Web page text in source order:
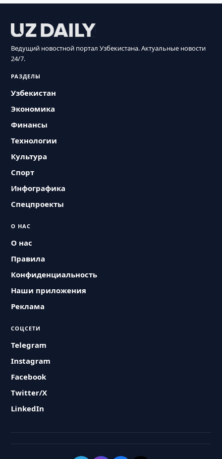
Ведущий новостной портал Узбекистана. Актуальные новости
24/7.
РАЗДЕЛЫ
Узбекистан
Экономика
Финансы
Технологии
Культура
Спорт
Инфографика
Спецпроекты
О НАС
О нас
Правила
Конфиденциальность
Наши приложения
Реклама
СОЦСЕТИ
Telegram
Instagram
Facebook
Twitter/X
LinkedIn